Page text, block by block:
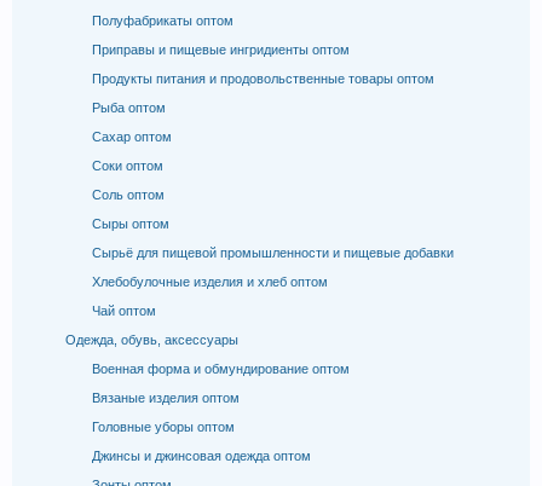
Полуфабрикаты оптом
Приправы и пищевые ингридиенты оптом
Продукты питания и продовольственные товары оптом
Рыба оптом
Сахар оптом
Соки оптом
Соль оптом
Сыры оптом
Сырьё для пищевой промышленности и пищевые добавки
Хлебобулочные изделия и хлеб оптом
Чай оптом
Одежда, обувь, аксессуары
Военная форма и обмундирование оптом
Вязаные изделия оптом
Головные уборы оптом
Джинсы и джинсовая одежда оптом